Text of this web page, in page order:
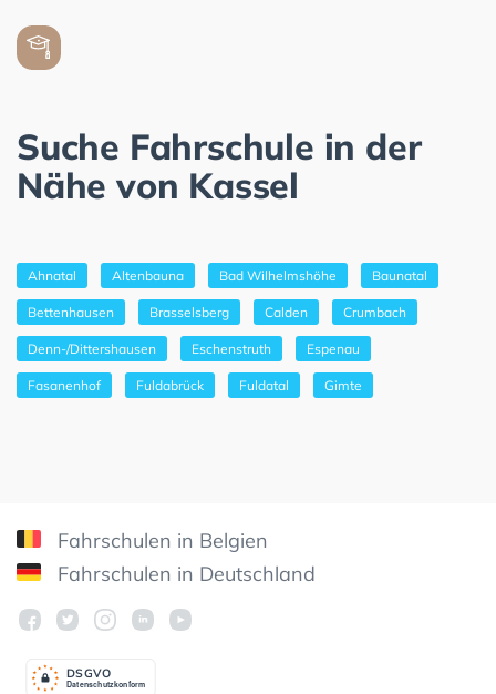
Suche Fahrschule in der
Nähe von Kassel
Ahnatal Altenbauna Bad Wilhelmshöhe Baunatal
Bettenhausen Brasselsberg Calden Crumbach
Denn-/Dittershausen Eschenstruth Espenau
Fasanenhof Fuldabrück Fuldatal Gimte
Fahrschulen in Belgien
Fahrschulen in Deutschland
Datenschutzkonform
DSGVO